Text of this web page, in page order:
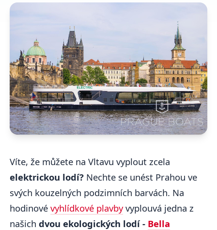
Víte, že můžete na Vltavu vyplout zcela
elektrickou lodí? Nechte se unést Prahou ve
svých kouzelných podzimních barvách. Na
hodinové vyhlídkové plavbyvyplouvá jedna z
našich dvou ekologických lodí - Bella